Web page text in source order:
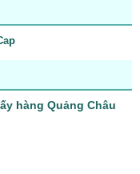
hàng Quảng Châu